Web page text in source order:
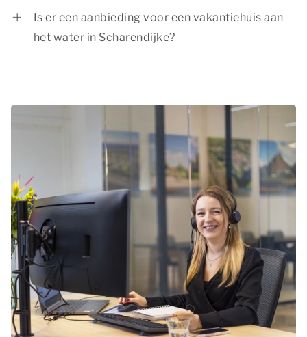
Is er een aanbieding voor een vakantiehuis aan
het water in Scharendijke?